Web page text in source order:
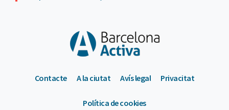
Contacte A la ciutat Avís legal Privacitat
Política de cookies